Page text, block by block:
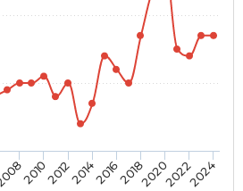
20102012201420162018202020222024